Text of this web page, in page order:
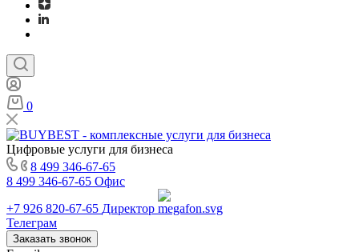
0
Цифровые услуги для бизнеса
8 499 346-67-65
8 499 346-67-65 Офис
+7 926 820-67-65 Директор
Телеграм
Заказать звонок